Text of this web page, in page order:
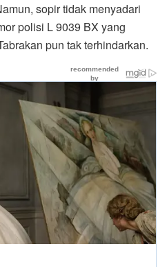
sopir tidak menyadari
polisi L 9039 BX yang
pun tak terhindarkan.